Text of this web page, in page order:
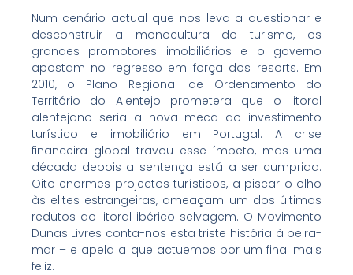
Num cenário actual que nos leva a questionar e
desconstruir a monocultura do turismo, os
grandes promotores imobiliários e o governo
apostam no regresso em força dos resorts. Em
2010, o Plano Regional de Ordenamento do
Território do Alentejo prometera que o litoral
alentejano seria a nova meca do investimento
turístico e imobiliário em Portugal. A crise
financeira global travou esse ímpeto, mas uma
década depois a sentença está a ser cumprida.
Oito enormes projectos turísticos, a piscar o olho
às elites estrangeiras, ameaçam um dos últimos
redutos do litoral ibérico selvagem. O Movimento
Dunas Livres conta-nos esta triste história à beira-
mar – e apela a que actuemos por um final mais
feliz.